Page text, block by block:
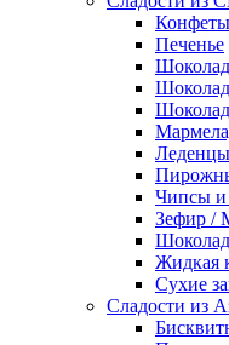
Конфеты
Печенье
Шоколад
Леденцы
Чипсы и
Зефир /
Жидкая
Сухие
Сладости из